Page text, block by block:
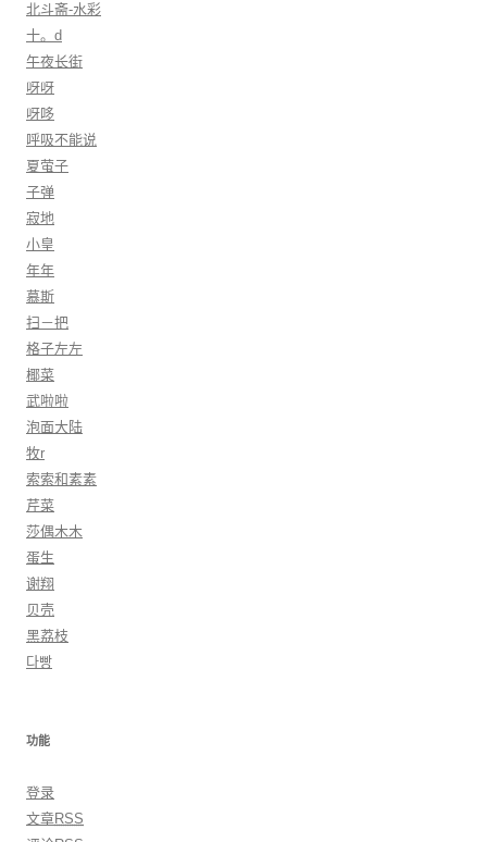
北斗斋-水彩
十。d
午夜长街
呀呀
呀哆
呼吸不能说
夏萤子
子弹
寂地
小皇
年年
慕斯
扫－把
格子左左
椰菜
武啦啦
泡面大陆
牧r
索索和素素
芹菜
莎偶木木
蛋生
谢翔
贝壳
黑荔枝
다빵
功能
登录
文章RSS